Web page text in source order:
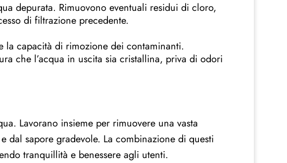
depurata. Rimuovono eventuali residui di cloro,
di filtrazione precedente.
la capacità di rimozione dei contaminanti.
che l’acqua in uscita sia cristallina, priva di odori
Lavorano insieme per rimuovere una vasta
dal sapore gradevole. La combinazione di questi
tranquillità e benessere agli utenti.